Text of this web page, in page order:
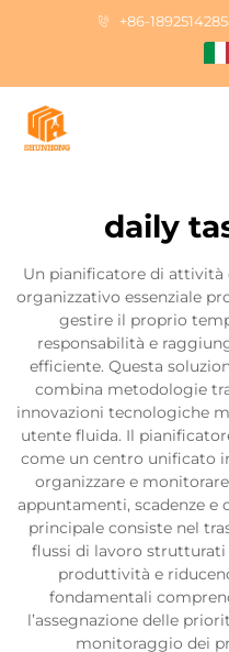
+86-
daily
Un pianificatore di
organizzativo essenziale
gestire il proprio
responsabilità e
efficiente. Questa
combina metodologie
innovazioni tecnologiche
utente fluida. Il
come un centro unificato
organizzare e
appuntamenti, scadenze e
principale consiste nel
flussi di lavoro
produttività e
fondamentali
l’assegnazione delle
monitoraggio dei